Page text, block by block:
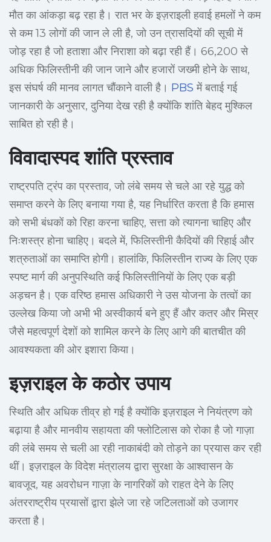
मौत का आंकड़ा बढ़ रहा है। रात भर के इज़राइली हवाई हमलों ने कम
से कम 13 लोगों की जान ले ली है, जो उन त्रासदियों की सूची में
जोड़ रहा है जो हताशा और निराशा को बढ़ा रही हैं। 66,200 से
अधिक फिलिस्तीनी की जान जाने और हजारों जख्मी होने के साथ,
इस संघर्ष की मानव लागत चौंकाने वाली है। PBS में बताई गई
जानकारी के अनुसार, दुनिया देख रही है क्योंकि शांति बेहद मुश्किल
साबित हो रही है।
विवादास्पद शांति प्रस्ताव
राष्ट्रपति ट्रंप का प्रस्ताव, जो लंबे समय से चले आ रहे युद्ध को
समाप्त करने के लिए बनाया गया है, यह निर्धारित करता है कि हमास
को सभी बंधकों को रिहा करना चाहिए, सत्ता को त्यागना चाहिए और
निःशस्त्र होना चाहिए। बदले में, फिलिस्तीनी कैदियों की रिहाई और
शत्रुताओं का समाप्ति होगी। हालांकि, फिलिस्तीन राज्य के लिए एक
स्पष्ट मार्ग की अनुपस्थिति कई फिलिस्तीनियों के लिए एक बड़ी
अड़चन है। एक वरिष्ठ हमास अधिकारी ने उस योजना के तत्वों का
उल्लेख किया जो अभी भी अस्वीकार्य बने हुए हैं और कतर और मिस्र
जैसे महत्वपूर्ण देशों को शामिल करने के लिए आगे की बातचीत की
आवश्यकता की ओर इशारा किया।
इज़राइल के कठोर उपाय
स्थिति और अधिक तीव्र हो गई है क्योंकि इज़राइल ने नियंत्रण को
बढ़ाया है और मानवीय सहायता की फ्लोटिलास को रोका है जो गाज़ा
की लंबे समय से चली आ रही नाकाबंदी को तोड़ने का प्रयास कर रही
थीं। इज़राइल के विदेश मंत्रालय द्वारा सुरक्षा के आश्वासन के
बावजूद, यह अवरोधन गाज़ा के नागरिकों को राहत देने के लिए
अंतरराष्ट्रीय प्रयासों द्वारा झेले जा रहे जटिलताओं को उजागर
करता है।